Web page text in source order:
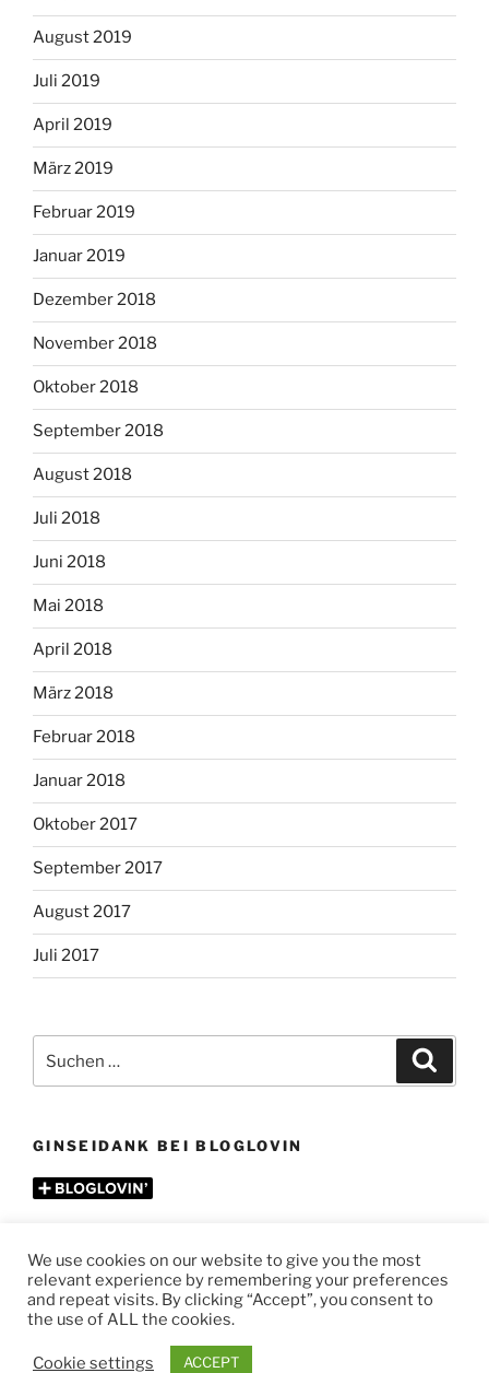
August 2019
Juli 2019
April 2019
März 2019
Februar 2019
Januar 2019
Dezember 2018
November 2018
Oktober 2018
September 2018
August 2018
Juli 2018
Juni 2018
Mai 2018
April 2018
März 2018
Februar 2018
Januar 2018
Oktober 2017
September 2017
August 2017
Juli 2017
nach:
GINSEIDANK BEI BLOGLOVIN
Stolz präsentiert von WordPress
We use cookies on our website to give you the most
relevant experience by remembering your preferences
and repeat visits. By clicking “Accept”, you consent to
the use of ALL the cookies.
Cookie settings ACCEPT